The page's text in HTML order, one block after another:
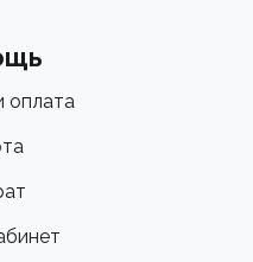
оплата